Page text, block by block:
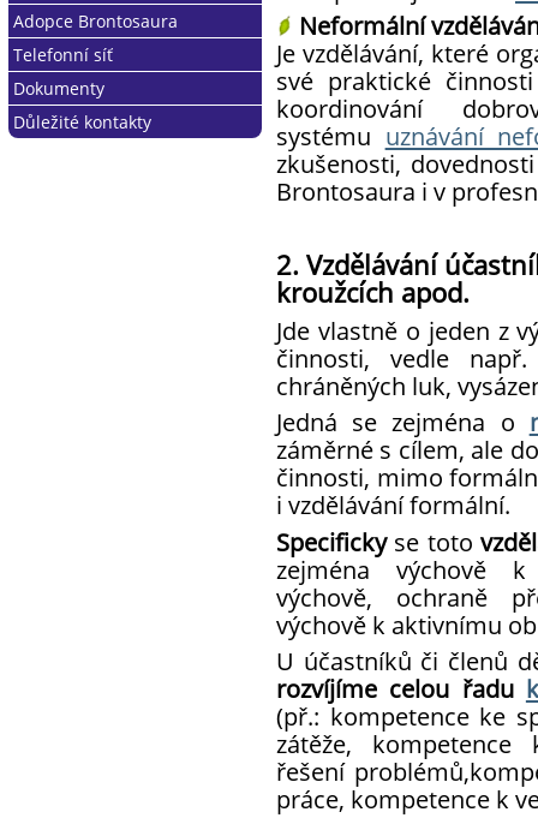
Odborní konzultanti
Valná hromada ZČ, RC
Datové schránky
Zrušení článku
Členské výhody
Práva a povinnosti člena
Březové lístky
Výroční ceny HB
Cena Brontosaura
Adopce Brontosaura
Jak na Adopci
Telefonní síť
Jak se připojit
Podmínky připojení
Dokumenty
Strategický plán
Důležité kontakty
Neformální
Je vzdělávání, které
své praktické
koordinování
systému uznávání
zkušenosti,
Brontosaura i v
2. Vzdělávání
kroužcích apod.
Jde vlastně o jeden z
činnosti, vedle
chráněných luk,
Jedná se zejména o
záměrné s cílem, ale
činnosti, mimo
i vzdělávání formální.
Specifickyse toto
zejména výchově k
výchově, ochraně
výchově k aktivnímu
U účastníků či členů
rozvíjíme celou řadu
(př.: kompetence ke
zátěže,
řešení
práce, kompetence k